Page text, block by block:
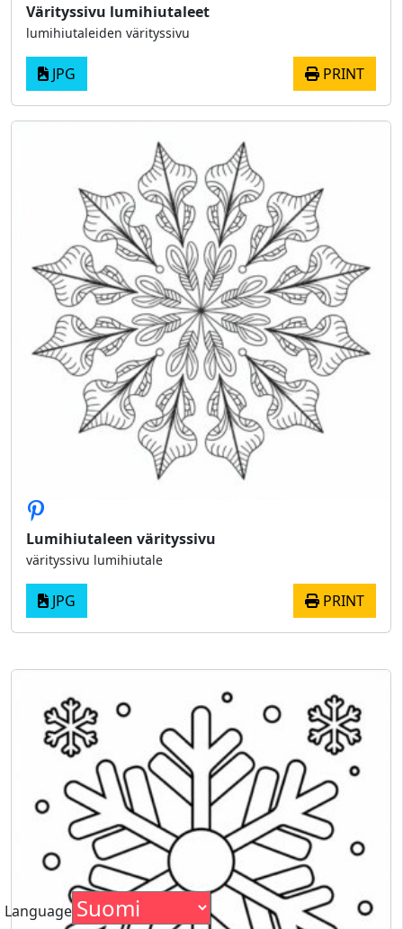
Värityssivu lumihiutaleet
lumihiutaleiden värityssivu
JPG PRINT
Lumihiutaleen värityssivu
värityssivu lumihiutale
JPG PRINT
Language